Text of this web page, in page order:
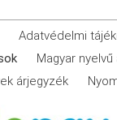
Adatvédelmi
Magyar
árjegyzék